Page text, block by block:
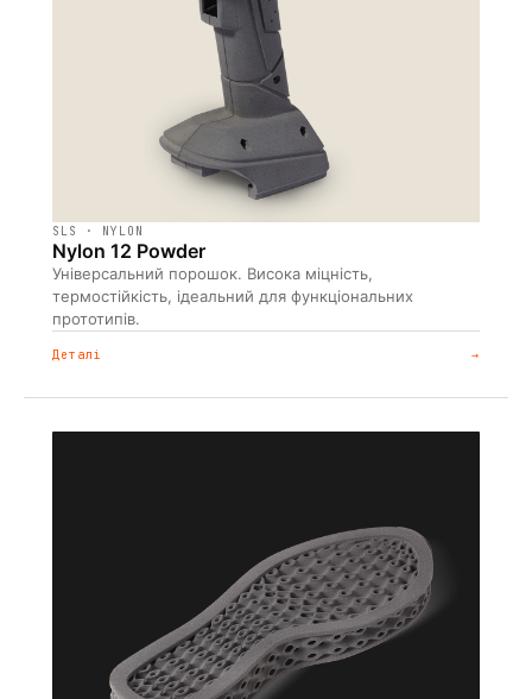
SLS · NYLON
Nylon 12 Powder
Універсальний порошок. Висока міцність,
термостійкість, ідеальний для функціональних
прототипів.
Деталі →